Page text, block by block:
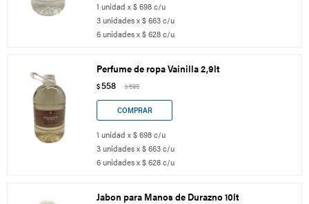
1 unidad x $ 698 c/u
3 unidades x $ 663 c/u
6 unidades x $ 628 c/u
Perfume de ropa Vainilla 2,9lt
$558 $698
1 unidad x $ 698 c/u
3 unidades x $ 663 c/u
6 unidades x $ 628 c/u
Jabon para Manos de Durazno 10lt